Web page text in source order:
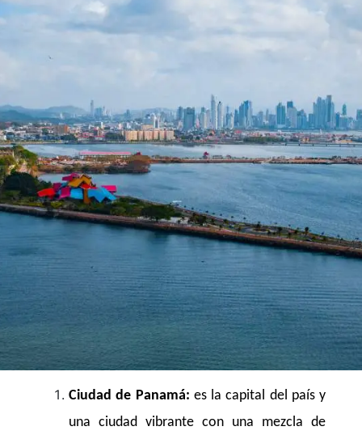
Ciudad de Panamá: es la capital del país y
una ciudad vibrante con una mezcla de